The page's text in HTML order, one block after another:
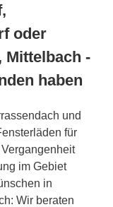
oder
Mittelbach -
haben
und
für
im Gebiet
in
Wir beraten